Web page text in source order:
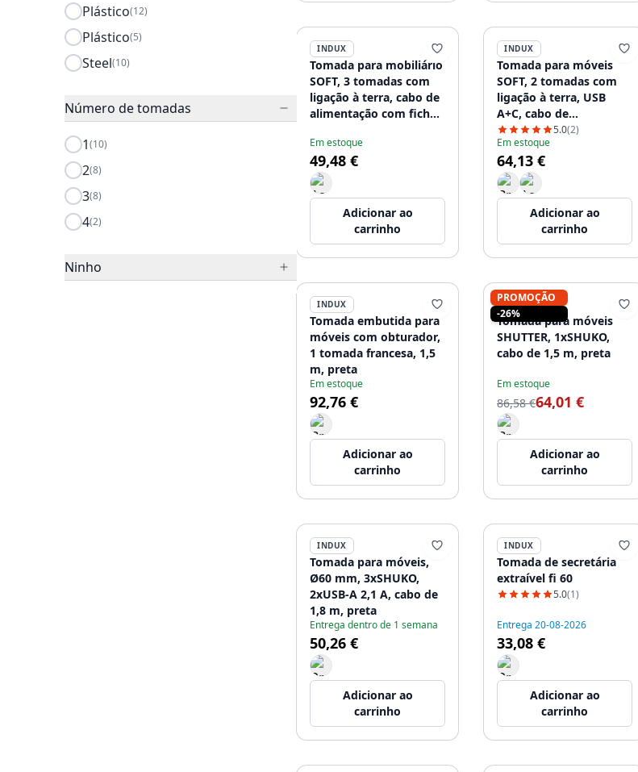
Plástico(12)
Plástico(5)
Steel(10)
Número de tomadas
1(10)
2(8)
3(8)
4(2)
Ninho
INDUX
Tomada para mobiliário
SOFT, 3 tomadas com
ligação à terra, cabo de
alimentação com ficha,
Em estoque
49,48 €
Adicionar ao
carrinho
INDUX
Tomada para móveis
SOFT, 2 tomadas com
ligação à terra, USB
A+C, cabo de
alimentação com ficha,
preto
5.0(2)
Em estoque
64,13 €
Adicionar ao
carrinho
INDUX
Tomada embutida para
móveis com obturador,
1 tomada francesa, 1,5
m, preta
Em estoque
92,76 €
Adicionar ao
carrinho
PROMOÇÃO
-26%
INDUX
Tomada para móveis
SHUTTER, 1xSHUKO,
cabo de 1,5 m, preta
Em estoque
86,58 €64,01 €
Adicionar ao
carrinho
INDUX
Tomada para móveis,
Ø60 mm, 3xSHUKO,
2xUSB-A 2,1 A, cabo de
1,8 m, preta
Entrega dentro de 1 semana
50,26 €
Adicionar ao
carrinho
INDUX
Tomada de secretária
extraível fi 60
5.0(1)
Entrega 20-08-2026
33,08 €
Adicionar ao
carrinho